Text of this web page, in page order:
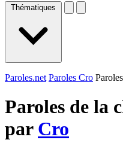
Thématiques
Paroles.net Paroles Cro
Paroles de la
par Cro